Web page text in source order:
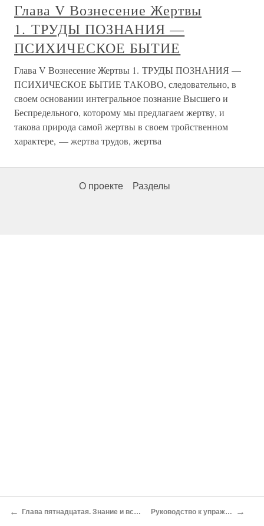
Глава V Вознесение Жертвы
1. ТРУДЫ ПОЗНАНИЯ —
ПСИХИЧЕСКОЕ БЫТИЕ
Глава V Вознесение Жертвы 1. ТРУДЫ ПОЗНАНИЯ —
ПСИХИЧЕСКОЕ БЫТИЕ TАКОВО, следовательно, в
своем основании интегральное познание Высшего и
Беспредельного, которому мы предлагаем жертву, и
такова природа самой жертвы в своем тройственном
характере, — жертва трудов, жертва
О проекте Разделы
← Глава пятнадцатая. Знание и всеобщность Руководство к упражнениям →